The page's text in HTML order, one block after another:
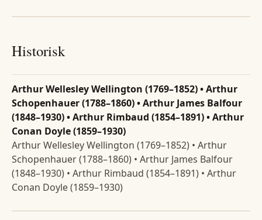
Historisk
Arthur Wellesley Wellington (1769–1852) • Arthur
Schopenhauer (1788–1860) • Arthur James Balfour
(1848–1930) • Arthur Rimbaud (1854–1891) • Arthur
Conan Doyle (1859–1930)
Arthur Wellesley Wellington (1769–1852) • Arthur
Schopenhauer (1788–1860) • Arthur James Balfour
(1848–1930) • Arthur Rimbaud (1854–1891) • Arthur
Conan Doyle (1859–1930)